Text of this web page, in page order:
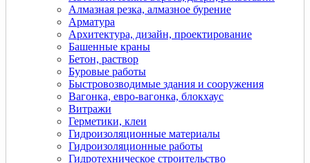
Алмазная резка, алмазное бурение
Арматура
Архитектура, дизайн, проектирование
Башенные краны
Бетон, раствор
Буровые работы
Быстровозводимые здания и сооружения
Вагонка, евро-вагонка, блокхаус
Витражи
Герметики, клеи
Гидроизоляционные материалы
Гидроизоляционные работы
Гидротехническое строительство